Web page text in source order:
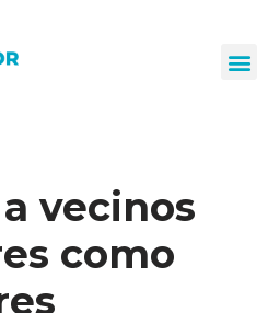
vecinos
como